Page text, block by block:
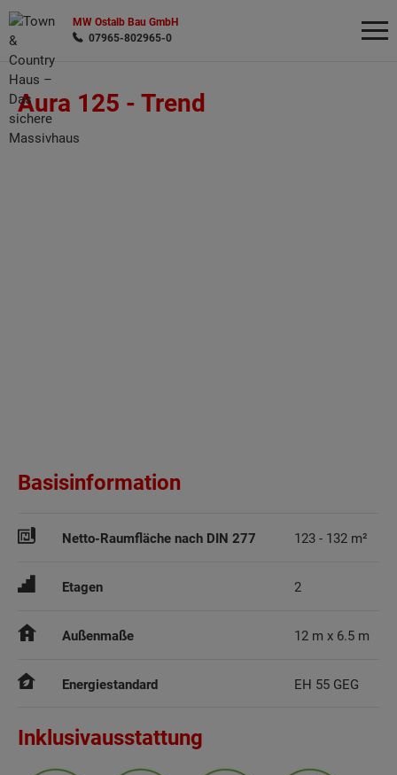
MW Ostalb Bau GmbH
07965-802965-0
Aura 125 - Trend
Basisinformation
Netto-Raumfläche nach DIN 277 123 - 132 m²
Etagen 2
Außenmaße 12 m x 6.5 m
Energiestandard EH 55 GEG
Inklusivausstattung
Wonach möchten Sie suchen?